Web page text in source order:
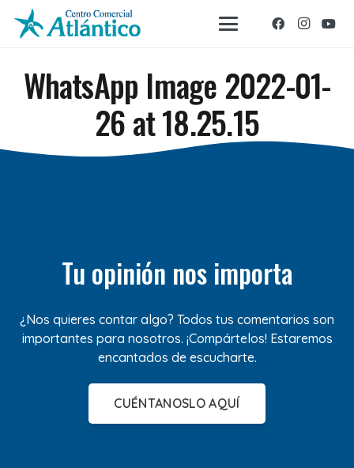
WhatsApp Image 2022-01-
26 at 18.25.15
Tu opinión nos importa
¿Nos quieres contar algo? Todos tus comentarios son
importantes para nosotros. ¡Compártelos! Estaremos
encantados de escucharte.
CUÉNTANOSLO AQUÍ